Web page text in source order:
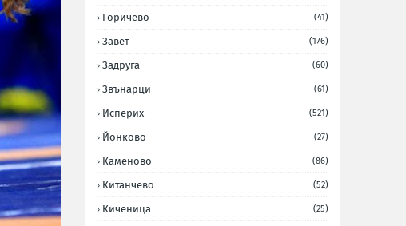
Горичево (41)
Завет (176)
Задруга (60)
Звънарци (61)
Исперих (521)
Йонково (27)
Каменово (86)
Китанчево (52)
Киченица (25)